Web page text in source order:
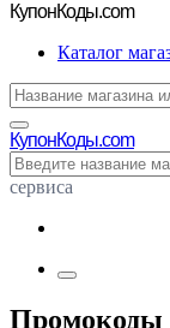
КупонКоды.com
Каталог
КупонКоды.com
сервиса
Промокоды